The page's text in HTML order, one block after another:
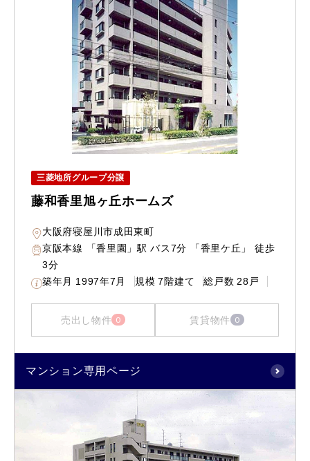
三菱地所グループ分譲
藤和香里旭ヶ丘ホームズ
大阪府寝屋川市成田東町
京阪本線 「香里園」駅 バス7分 「香里ケ丘」 徒歩
3分
築年月 1997年7月 規模 7階建て 総戸数 28戸
売出し物件 0 賃貸物件 0
マンション専用ページ